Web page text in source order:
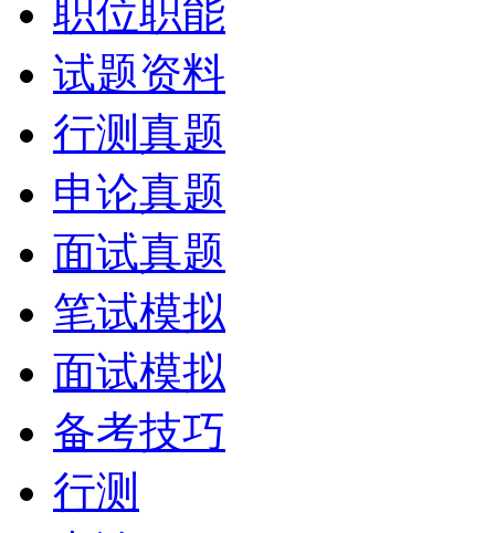
职位职能
试题资料
行测真题
申论真题
面试真题
笔试模拟
面试模拟
备考技巧
行测